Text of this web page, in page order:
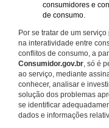
consumidores e
de consumo.
Por se tratar de um
na interatividade entre
conflitos de consumo, a
Consumidor.gov.br, só é
ao serviço, mediante
conhecer, analisar e
solução dos problemas
se identificar
dados e informações